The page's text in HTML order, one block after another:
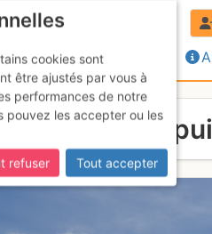
les Drus
cookies sont
être ajustés par vous à
performances de notre
pouvez les accepter ou les
refuser
Tout accepter